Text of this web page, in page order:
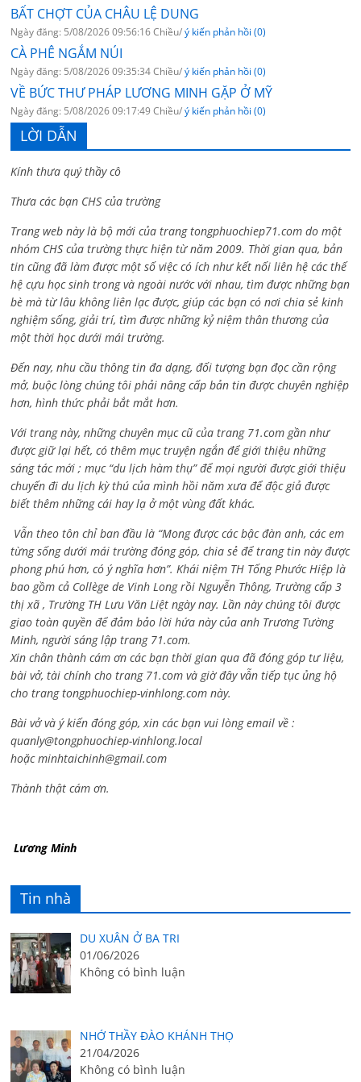
BẤT CHỢT CỦA CHÂU LỆ DUNG
Ngày đăng: 5/08/2026 09:56:16 Chiều/ý kiến phản hồi (0)
CÀ PHÊ NGẮM NÚI
Ngày đăng: 5/08/2026 09:35:34 Chiều/ý kiến phản hồi (0)
VỀ BỨC THƯ PHÁP LƯƠNG MINH GẶP Ở MỸ
Ngày đăng: 5/08/2026 09:17:49 Chiều/ý kiến phản hồi (0)
LỜI DẪN
Kính thưa quý thầy cô
Thưa các bạn CHS của trường
Trang web này là bộ mới của trang tongphuochiep71.com do một
nhóm CHS của trường thực hiện từ năm 2009. Thời gian qua, bản
tin cũng đã làm được một số việc có ích như kết nối liên hệ các thế
hệ cựu học sinh trong và ngoài nước với nhau, tìm được những bạn
bè mà từ lâu không liên lạc được, giúp các bạn có nơi chia sẻ kinh
nghiệm sống, giải trí, tìm được những kỷ niệm thân thương của
một thời học dưới mái trường.
Đến nay, nhu cầu thông tin đa dạng, đối tượng bạn đọc cần rộng
mở, buộc lòng chúng tôi phải nâng cấp bản tin được chuyên nghiệp
hơn, hình thức phải bắt mắt hơn.
Với trang này, những chuyên mục cũ của trang 71.com gần như
được giữ lại hết, có thêm mục truyện ngắn để giới thiệu những
sáng tác mới ; mục “du lịch hàm thụ” để mọi người được giới thiệu
chuyến đi du lịch kỳ thú của mình hồi năm xưa để độc giả được
biết thêm những cái hay lạ ở một vùng đất khác.
Vẫn theo tôn chỉ ban đầu là “Mong được các bậc đàn anh, các em
từng sống dưới mái trường đóng góp, chia sẻ để trang tin này được
phong phú hơn, có ý nghĩa hơn”. Khái niệm TH Tống Phước Hiệp là
bao gồm cả Collège de Vinh Long rồi Nguyễn Thông, Trường cấp 3
thị xã , Trường TH Lưu Văn Liệt ngày nay. Lần này chúng tôi được
giao toàn quyền để đảm bảo lời hứa này của anh Trương Tường
Minh, người sáng lập trang 71.com.
Xin chân thành cám ơn các bạn thời gian qua đã đóng góp tư liệu,
bài vở, tài chính cho trang 71.com và giờ đây vẫn tiếp tục ủng hộ
cho trang tongphuochiep-vinhlong.com này.
Bài vở và ý kiến đóng góp, xin các bạn vui lòng email về :
quanly@tongphuochiep-vinhlong.local
hoặcminhtaichinh@gmail.com
Thành thật cám ơn.
Lương Minh
Tin nhà
DU XUÂN Ở BA TRI
01/06/2026
Không có bình luận
NHỚ THẦY ĐÀO KHÁNH THỌ
21/04/2026
Không có bình luận